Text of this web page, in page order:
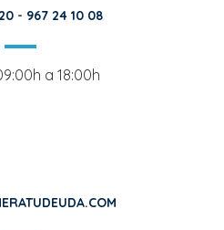
- 967 24 10 08
a 18:00h